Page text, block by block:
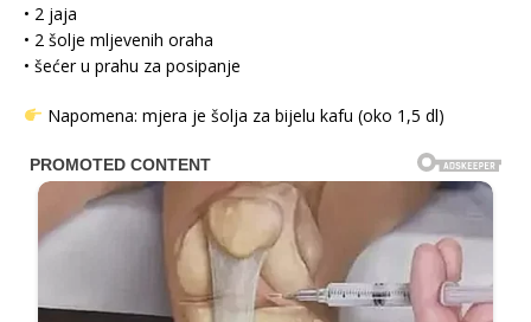
• 2 jaja
• 2 šolje mljevenih oraha
• šećer u prahu za posipanje
Napomena: mjera je šolja za bijelu kafu (oko 1,5 dl)